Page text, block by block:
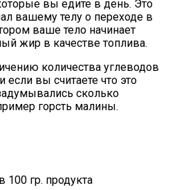
вы едите в день. Это
вашему телу о переходе в
ваше тело начинает
жир в качестве топлива.
количества углеводов
если вы считаете что это
сколько
горсть малины.
гр. продукта